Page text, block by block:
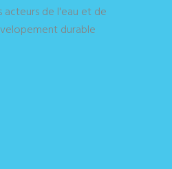
acteurs de l'eau et de
durable